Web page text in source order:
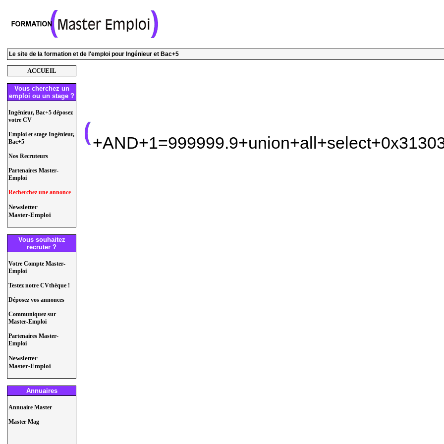
Le site de la formation et de l'emploi pour Ingénieur et Bac+5
ACCUEIL
Vous cherchez un
emploi ou un stage ?
Ingénieur, Bac+5 déposez
votre CV
Emploi et stage Ingénieur,
Bac+5
Nos Recruteurs
Partenaires Master-
Emploi
Recherchez une annonce
Newsletter
Master-Emploi
Vous souhaitez
recruter ?
Votre Compte Master-
Emploi
Testez notre CVthèque !
Déposez vos annonces
Communiquez sur
Master-Emploi
Partenaires Master-
Emploi
Newsletter
Master-Emploi
Annuaires
Annuaire Master
Master Mag